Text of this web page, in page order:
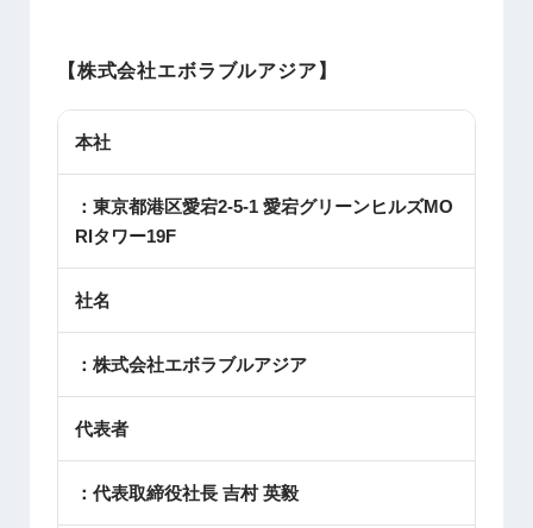
【株式会社エボラブルアジア】
本社
：東京都港区愛宕2-5-1 愛宕グリーンヒルズMO
RIタワー19F
社名
：株式会社エボラブルアジア
代表者
：代表取締役社長 吉村 英毅